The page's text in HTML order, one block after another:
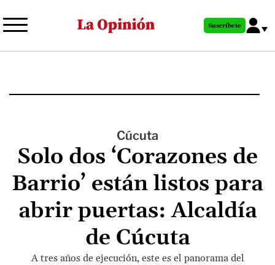
al
principal
Suscríbete
Cúcuta
Solo dos ‘Corazones de
Barrio’ están listos para
abrir puertas: Alcaldía
de Cúcuta
A tres años de ejecución, este es el panorama del